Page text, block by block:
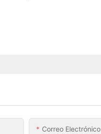
Correo Electrónico